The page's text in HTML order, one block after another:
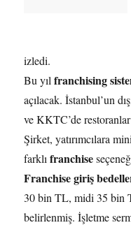
izledi.
Bu yılfranchising
açılacak. İstanbul’un
ve KKTC’de
Şirket, yatırımcılara
farklıfranchise
Franchise giriş
30 bin TL, midi 35 bin
belirlenmiş. İşletme